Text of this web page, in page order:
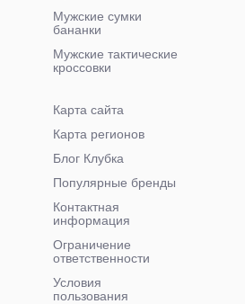
Мужские сумки
бананки
Мужские тактические
кроссовки
Карта сайта
Карта регионов
Блог Клубка
Популярные бренды
Контактная
информация
Ограничение
ответственности
Условия
пользования